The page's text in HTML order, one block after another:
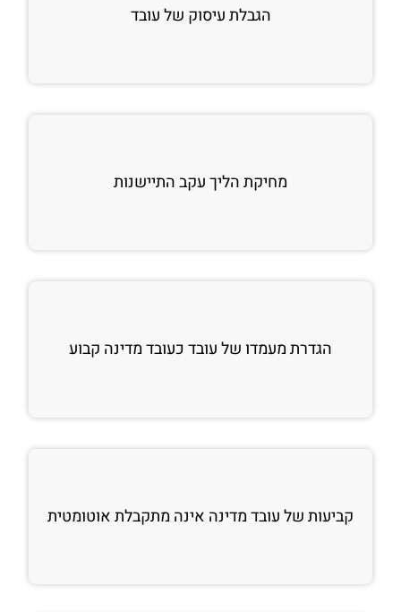
הגבלת עיסוק של עובד
מחיקת הליך עקב התיישנות
הגדרת מעמדו של עובד כעובד מדינה קבוע
קביעות של עובד מדינה אינה מתקבלת אוטומטית